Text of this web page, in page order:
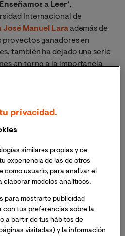
a Leer’,
Internacional de
José Manuel Laraademás de
ganadores en
también ha dejado una serie
en torno a la importancia
que la tecnología tiene en
porMiguel Ángel Suvires
de VIU y jurado del
Raquel Pi y Joaquín Arroyo
y cuarto premio (categoría
ganador del primer premio
,’ señaló que su
de encontrar nuevas
de lectura, ya que como
privacidad.
similares propias y de
experiencia de las de otros
usuario, para analizar el
elaborar modelos analíticos.
para mostrarte publicidad
con tus preferencias sobre la
a partir de tus hábitos de
visitadas) y la información